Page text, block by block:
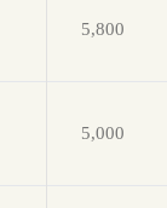
5,800
5,000